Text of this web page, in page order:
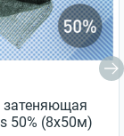
затеняющая
50% (8х50м)